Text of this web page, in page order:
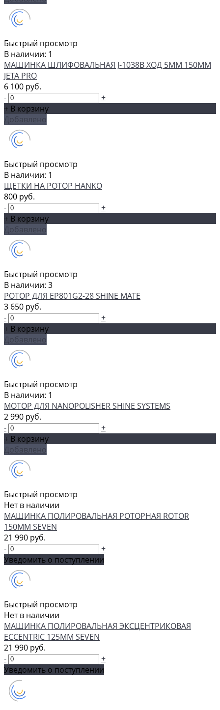
Быстрый просмотр
В наличии: 1
МАШИНКА ШЛИФОВАЛЬНАЯ J-1038B ХОД 5MМ 150MM
JETA PRO
6 100 руб.
-
+
+ В корзину
Добавлено
Быстрый просмотр
В наличии: 1
ЩЕТКИ НА РОТОР HANKO
800 руб.
-
+
+ В корзину
Добавлено
Быстрый просмотр
В наличии: 3
РОТОР ДЛЯ EP801G2-28 SHINE MATE
3 650 руб.
-
+
+ В корзину
Добавлено
Быстрый просмотр
В наличии: 1
МОТОР ДЛЯ NANOPOLISHER SHINE SYSTEMS
2 990 руб.
-
+
+ В корзину
Добавлено
Быстрый просмотр
Нет в наличии
МАШИНКА ПОЛИРОВАЛЬНАЯ РОТОРНАЯ ROTOR
150ММ SEVEN
21 990 руб.
-
+
Уведомить о поступлении
Быстрый просмотр
Нет в наличии
МАШИНКА ПОЛИРОВАЛЬНАЯ ЭКСЦЕНТРИКОВАЯ
ECCENTRIC 125ММ SEVEN
21 990 руб.
-
+
Уведомить о поступлении